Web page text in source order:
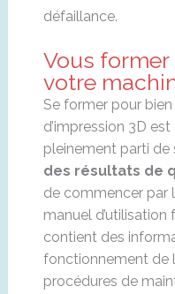
défaillance.
Vous
votre
Se former pour
d’impression 3D
pleinement parti de
des résultats de
de commencer par
manuel
contient des
fonctionnement de
procédures de